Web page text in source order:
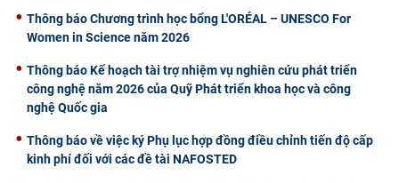
Thông báo Chương trình học bổng L'ORÉAL – UNESCO For
Women in Science năm 2026
Thông báo Kế hoạch tài trợ nhiệm vụ nghiên cứu phát triển
công nghệ năm 2026 của Quỹ Phát triển khoa học và công
nghệ Quốc gia
Thông báo về việc ký Phụ lục hợp đồng điều chỉnh tiến độ cấp
kinh phí đối với các đề tài NAFOSTED